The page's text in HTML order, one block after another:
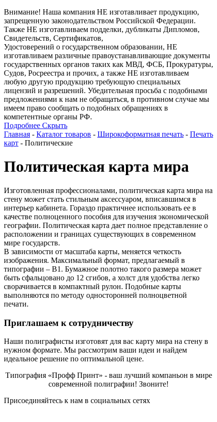
Внимание! Наша компания НЕ изготавливает продукцию,
запрещенную законодательством Российской Федерации.
Также НЕ изготавливаем подделки, дубликаты Дипломов,
Свидетельств, Сертификатов,
Удостоверений о государственном образовании, НЕ
изготавливаем различные правоустанавливающие документы
государственных органов таких как МВД, ФСБ, Прокуратуры,
Судов, Росреестра и прочих, а также НЕ изготавливаем
любую другую продукцию требующую специальных
лицензий и разрешений. Убедительная просьба с подобными
предложениями к нам не обращаться, в противном случае мы
имеем право сообщать о подобных обращениях в
компетентные органы РФ.
Подробнее Скрыть
Главная - Каталог товаров - Широкоформатная печать - Печать
карт - Политические
Политическая карта мира
Изготовленная профессионалами, политическая карта мира на
стену может стать стильным аксессуаром, вписавшимся в
интерьер кабинета. Гораздо практичнее использовать ее в
качестве полноценного пособия для изучения экономической
географии. Политическая карта дает полное представление о
расположении и границах существующих в современном
мире государств.
В зависимости от масштаба карты, меняется четкость
изображения. Максимальный формат, предлагаемый в
типографии – В1. Бумажное полотно такого размера может
быть сфальцовано до 12 сгибов, а холст для удобства легко
сворачивается в компактный рулон. Подобные карты
выполняются по методу односторонней полноцветной
печати.
Приглашаем к сотрудничеству
Наши полиграфисты изготовят для вас карту мира на стену в
нужном формате. Мы рассмотрим ваши идеи и найдем
идеальное решение по оптимальной цене.
Типография «Профф Принт» - ваш лучший компаньон в мире
современной полиграфии! Звоните!
Присоединяйтесь к нам в социальных сетях